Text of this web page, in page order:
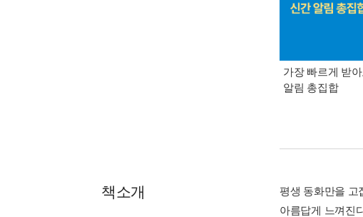
가장 빠르게 받
알림 총집합
책소개
평생 동화만을 고
아름답게 느껴진